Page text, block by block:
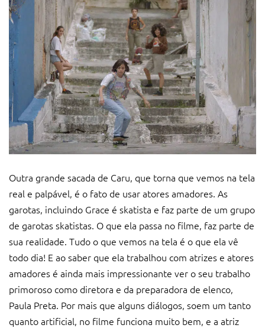
Outra grande sacada de Caru, que torna que vemos na tela
real e palpável, é o fato de usar atores amadores. As
garotas, incluindo Grace é skatista e faz parte de um grupo
de garotas skatistas. O que ela passa no filme, faz parte de
sua realidade. Tudo o que vemos na tela é o que ela vê
todo dia! E ao saber que ela trabalhou com atrizes e atores
amadores é ainda mais impressionante ver o seu trabalho
primoroso como diretora e da preparadora de elenco,
Paula Preta. Por mais que alguns diálogos, soem um tanto
quanto artificial, no filme funciona muito bem, e a atriz